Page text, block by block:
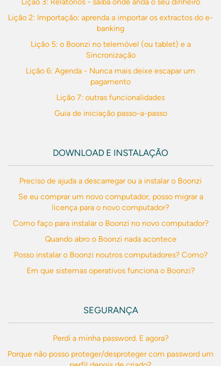
Lição 2: Importação: aprenda a importar os extractos do e-
banking
Lição 5: o Boonzi no telemóvel (ou tablet) e a
Sincronização
Lição 6: Agenda - Nunca mais deixe escapar um
pagamento
Lição 7: outras funcionalidades
Guia de iniciação passo-a-passo
DOWNLOAD E INSTALAÇÃO
Preciso de ajuda a descarregar ou a instalar o Boonzi
Se eu comprar um novo computador, posso migrar a
licença para o novo computador?
Como faço para instalar o Boonzi no novo computador?
Quando abro o Boonzi nada acontece
Posso instalar o Boonzi noutros computadores? Como?
Em que sistemas operativos funciona o Boonzi?
SEGURANÇA
Perdi a minha password. E agora?
Porque não posso proteger/desproteger com password um